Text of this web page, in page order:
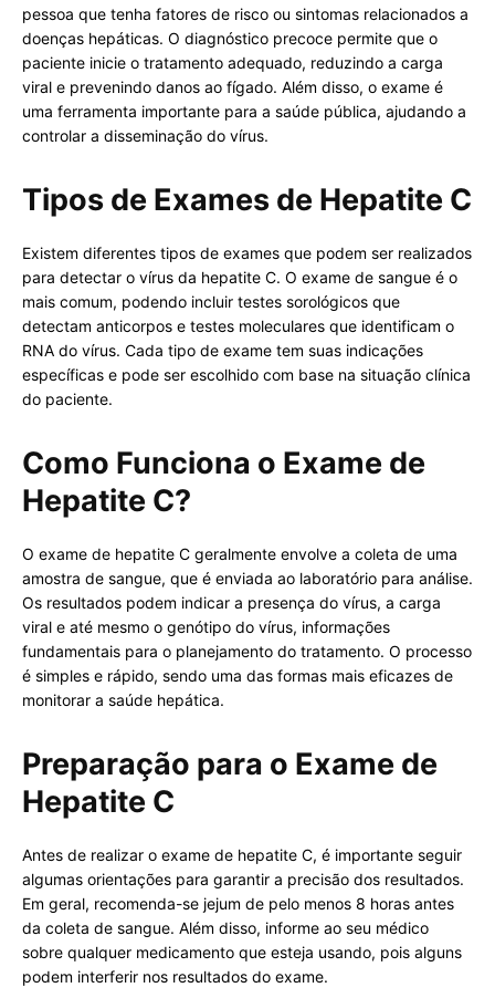
pessoa que tenha fatores de risco ou sintomas relacionados a
doenças hepáticas. O diagnóstico precoce permite que o
paciente inicie o tratamento adequado, reduzindo a carga
viral e prevenindo danos ao fígado. Além disso, o exame é
uma ferramenta importante para a saúde pública, ajudando a
controlar a disseminação do vírus.
Tipos de Exames de Hepatite C
Existem diferentes tipos de exames que podem ser realizados
para detectar o vírus da hepatite C. O exame de sangue é o
mais comum, podendo incluir testes sorológicos que
detectam anticorpos e testes moleculares que identificam o
RNA do vírus. Cada tipo de exame tem suas indicações
específicas e pode ser escolhido com base na situação clínica
do paciente.
Como Funciona o Exame de
Hepatite C?
O exame de hepatite C geralmente envolve a coleta de uma
amostra de sangue, que é enviada ao laboratório para análise.
Os resultados podem indicar a presença do vírus, a carga
viral e até mesmo o genótipo do vírus, informações
fundamentais para o planejamento do tratamento. O processo
é simples e rápido, sendo uma das formas mais eficazes de
monitorar a saúde hepática.
Preparação para o Exame de
Hepatite C
Antes de realizar o exame de hepatite C, é importante seguir
algumas orientações para garantir a precisão dos resultados.
Em geral, recomenda-se jejum de pelo menos 8 horas antes
da coleta de sangue. Além disso, informe ao seu médico
sobre qualquer medicamento que esteja usando, pois alguns
podem interferir nos resultados do exame.